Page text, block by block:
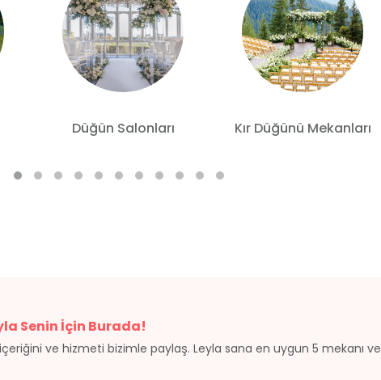
Düğün Salonları Kır Düğünü Mekanları
Senin İçin Burada!
ve hizmeti bizimle paylaş. Leyla sana en uygun 5 mekanı ve